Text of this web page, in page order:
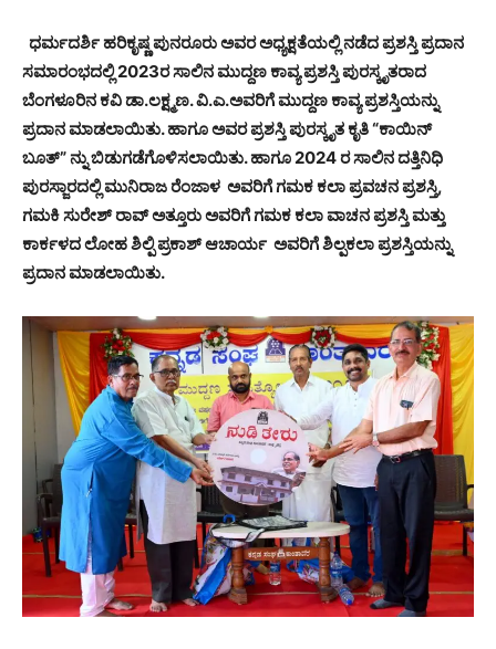
ಧರ್ಮದರ್ಶಿ ಹರಿಕೃಷ್ಣ ಪುನರೂರು ಅವರ ಅಧ್ಯಕ್ಷತೆಯಲ್ಲಿ ನಡೆದ ಪ್ರಶಸ್ತಿ ಪ್ರದಾನ
ಸಮಾರಂಭದಲ್ಲಿ 2023ರ ಸಾಲಿನ ಮುದ್ದಣ ಕಾವ್ಯ ಪ್ರಶಸ್ತಿ ಪುರಸ್ಕೃತರಾದ
ಬೆಂಗಳೂರಿನ ಕವಿ ಡಾ.ಲಕ್ಷ್ಮಣ. ವಿ.ಎ.ಅವರಿಗೆ ಮುದ್ದಣ ಕಾವ್ಯ ಪ್ರಶಸ್ತಿಯನ್ನು
ಪ್ರದಾನ ಮಾಡಲಾಯಿತು. ಹಾಗೂ ಅವರ ಪ್ರಶಸ್ತಿ ಪುರಸ್ಕೃತ ಕೃತಿ “ಕಾಯಿನ್
ಬೂತ್” ನ್ನು ಬಿಡುಗಡೆಗೊಳಿಸಲಾಯಿತು. ಹಾಗೂ 2024 ರ ಸಾಲಿನ ದತ್ತಿನಿಧಿ
ಪುರಸ್ಜಾರದಲ್ಲಿ ಮುನಿರಾಜ ರೆಂಜಾಳ ಅವರಿಗೆ ಗಮಕ ಕಲಾ ಪ್ರವಚನ ಪ್ರಶಸ್ತಿ,
ಗಮಕಿ ಸುರೇಶ್ ರಾವ್ ಅತ್ತೂರು ಅವರಿಗೆ ಗಮಕ ಕಲಾ ವಾಚನ ಪ್ರಶಸ್ತಿ ಮತ್ತು
ಕಾರ್ಕಳದ ಲೋಹ ಶಿಲ್ಪಿ ಪ್ರಕಾಶ್ ಆಚಾರ್ಯ ಅವರಿಗೆ ಶಿಲ್ಪಕಲಾ ಪ್ರಶಸ್ತಿಯನ್ನು
ಪ್ರದಾನ ಮಾಡಲಾಯಿತು.